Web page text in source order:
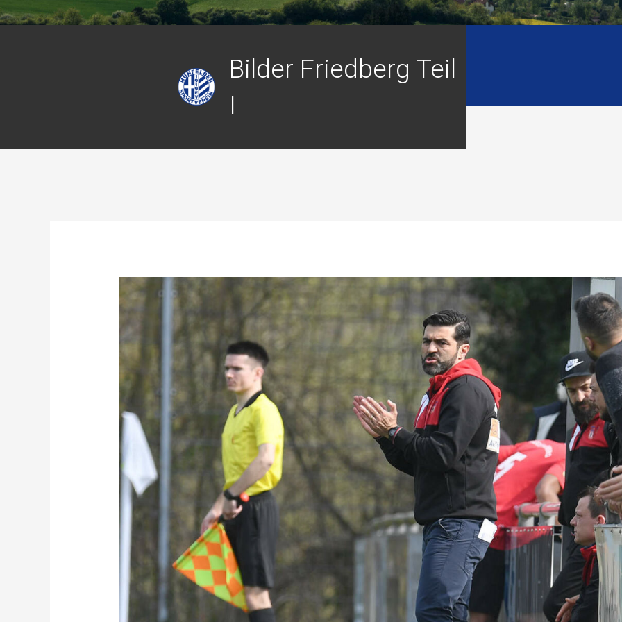
Bilder Friedberg Teil
I